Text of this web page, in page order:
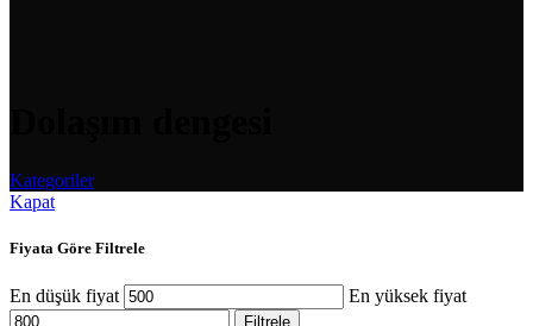
Kategoriler
Kapat
Fiyata Göre Filtrele
En düşük fiyat En yüksek fiyat
Filtrele